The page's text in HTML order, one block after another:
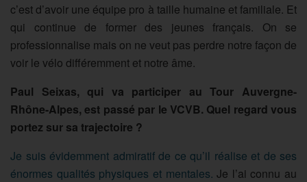
c’est d’avoir une équipe pro à taille humaine et familiale. Et
qui continue de former des jeunes français. On se
professionnalise mais on ne veut pas perdre notre façon de
voir le vélo différemment et notre âme.
Paul Seixas, qui va participer au Tour Auvergne-
Rhône-Alpes, est passé par le VCVB. Quel regard vous
portez sur sa trajectoire ?
Je suis évidemment admiratif de ce qu’il réalise et de ses
énormes qualités physiques et mentales. Je l’ai connu au